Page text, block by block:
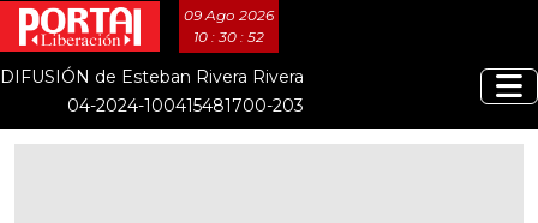
09 Ago 2026
10 : 30 : 53
DIFUSIÓN de Esteban Rivera Rivera
04-2024-100415481700-203